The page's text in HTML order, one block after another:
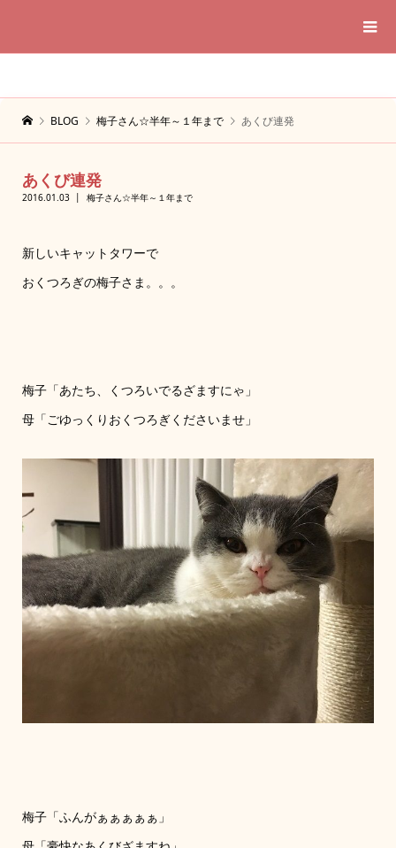
BLOG 梅子さん☆半年～１年まで あくび連発
あくび連発
2016.01.03 梅子さん☆半年～１年まで
新しいキャットタワーで
おくつろぎの梅子さま。。。
梅子「あたち、くつろいでるざますにゃ」
母「ごゆっくりおくつろぎくださいませ」
梅子「ふんがぁぁぁぁぁ」